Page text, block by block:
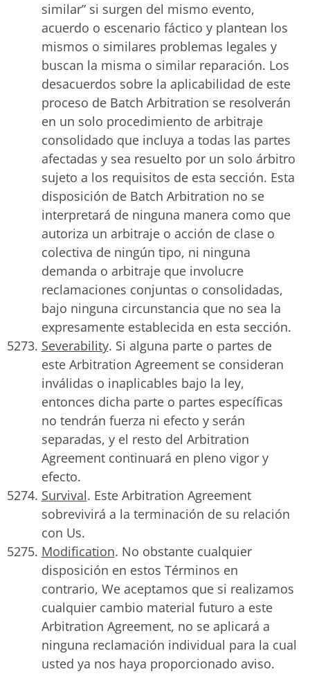
similar” si surgen del mismo evento,
acuerdo o escenario fáctico y plantean los
mismos o similares problemas legales y
buscan la misma o similar reparación. Los
desacuerdos sobre la aplicabilidad de este
proceso de Batch Arbitration se resolverán
en un solo procedimiento de arbitraje
consolidado que incluya a todas las partes
afectadas y sea resuelto por un solo árbitro
sujeto a los requisitos de esta sección. Esta
disposición de Batch Arbitration no se
interpretará de ninguna manera como que
autoriza un arbitraje o acción de clase o
colectiva de ningún tipo, ni ninguna
demanda o arbitraje que involucre
reclamaciones conjuntas o consolidadas,
bajo ninguna circunstancia que no sea la
expresamente establecida en esta sección.
Severability. Si alguna parte o partes de
este Arbitration Agreement se consideran
inválidas o inaplicables bajo la ley,
entonces dicha parte o partes específicas
no tendrán fuerza ni efecto y serán
separadas, y el resto del Arbitration
Agreement continuará en pleno vigor y
efecto.
Survival. Este Arbitration Agreement
sobrevivirá a la terminación de su relación
con Us.
Modification. No obstante cualquier
disposición en estos Términos en
contrario, We aceptamos que si realizamos
cualquier cambio material futuro a este
Arbitration Agreement, no se aplicará a
ninguna reclamación individual para la cual
usted ya nos haya proporcionado aviso.